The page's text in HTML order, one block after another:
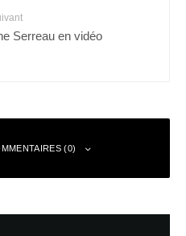
Serreau en vidéo
(0)